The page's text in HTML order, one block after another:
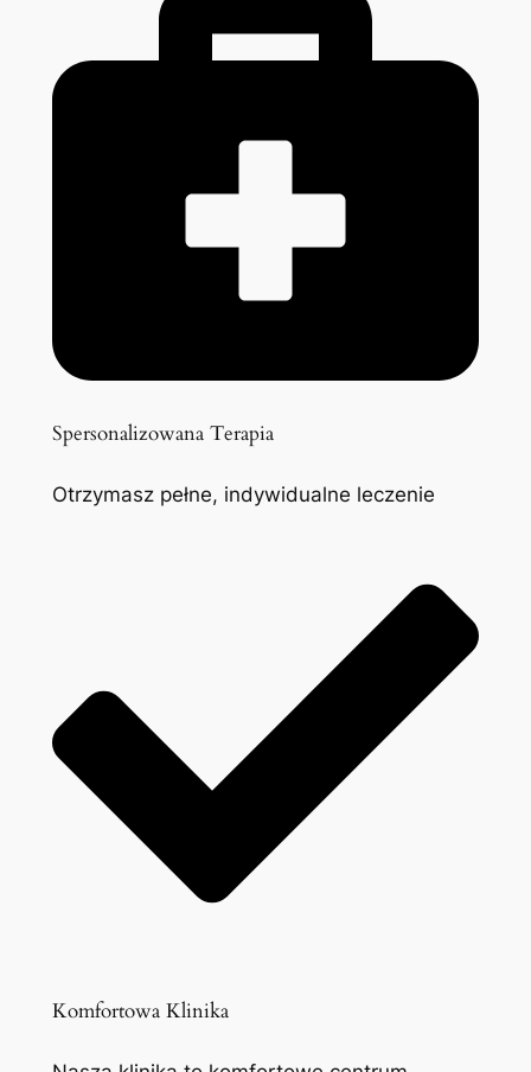
Spersonalizowana Terapia
Otrzymasz pełne, indywidualne leczenie
Komfortowa Klinika